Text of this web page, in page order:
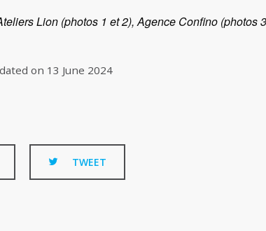
Lion (photos 1 et 2), Agence Confino (photos
on 13 June 2024
TWEET